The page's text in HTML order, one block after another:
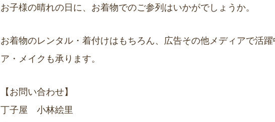
お子様の晴れの日に、お着物でのご参列はいかがでしょうか。
お着物のレンタル・着付けはもちろん、広告その他メディアで活
ア・メイクも承ります。
【お問い合わせ】
丁子屋 小林絵里